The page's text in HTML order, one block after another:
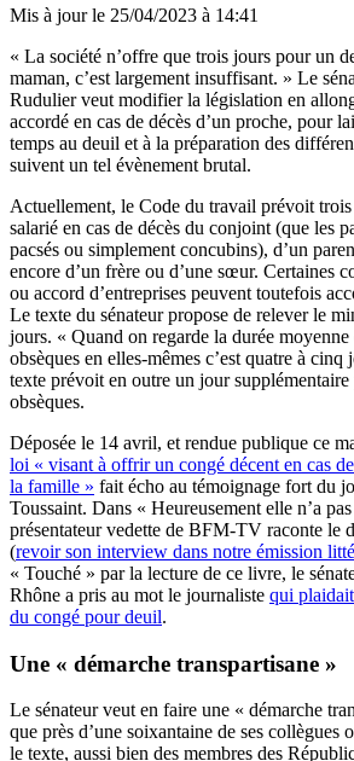
Mis à jour le 25/04/2023 à 14:41
« La société n’offre que trois jours pour un
maman, c’est largement insuffisant. » Le
Rudulier veut modifier la législation en
accordé en cas de décès d’un proche, pour
temps au deuil et à la préparation des
suivent un tel évènement brutal.
Actuellement, le Code du travail prévoit
salarié en cas de décès du conjoint (que les
pacsés ou simplement concubins), d’un
encore d’un frère ou d’une sœur. Certaines
ou accord d’entreprises peuvent toutefois
Le texte du sénateur propose de relever le
jours. « Quand on regarde la durée moyenne
obsèques en elles-mêmes c’est quatre à
texte prévoit en outre un jour supplémentaire
obsèques.
Déposée le 14 avril, et rendue publique ce
loi « visant à offrir un congé décent en cas
la famille » fait écho au témoignage fort du
Toussaint. Dans « Heureusement elle n’a
présentateur vedette de BFM-TV raconte le
(revoir son interview dans notre émission
« Touché » par la lecture de ce livre, le
Rhône a pris au mot le journaliste qui
du congé pour deuil.
Une « démarche transpartisane »
Le sénateur veut en faire une « démarche
que près d’une soixantaine de ses collègues
le texte, aussi bien des membres des